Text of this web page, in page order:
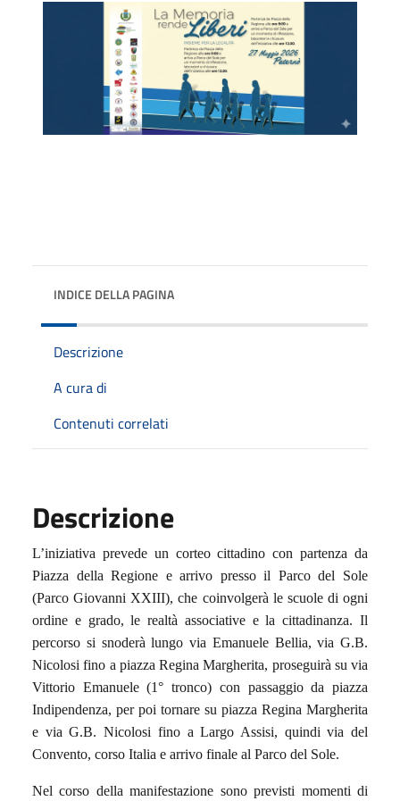
INDICE DELLA PAGINA
Descrizione
A cura di
Contenuti correlati
Descrizione
L’iniziativa prevede un corteo cittadino con partenza da
Piazza della Regione e arrivo presso il Parco del Sole
(Parco Giovanni XXIII), che coinvolgerà le scuole di ogni
ordine e grado, le realtà associative e la cittadinanza. Il
percorso si snoderà lungo via Emanuele Bellia, via G.B.
Nicolosi fino a piazza Regina Margherita, proseguirà su via
Vittorio Emanuele (1° tronco) con passaggio da piazza
Indipendenza, per poi tornare su piazza Regina Margherita
e via G.B. Nicolosi fino a Largo Assisi, quindi via del
Convento, corso Italia e arrivo finale al Parco del Sole.
Nel corso della manifestazione sono previsti momenti di